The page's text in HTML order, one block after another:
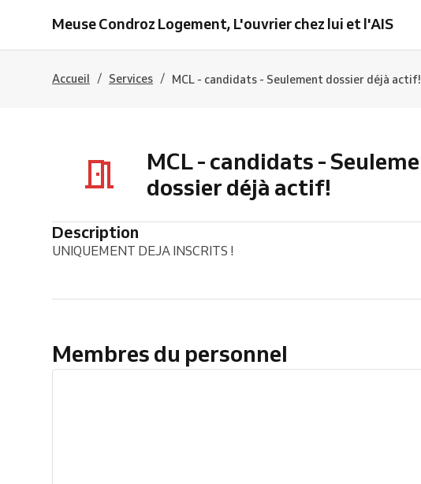
Meuse Condroz Logement, L'ouvrier chez lui et l'AIS
Accueil / Services / MCL - candidats - Seulement dossier déjà actif!
MCL - candidats -
dossier déjà actif!
Description
UNIQUEMENT DEJA INSCRITS !
Membres du personnel